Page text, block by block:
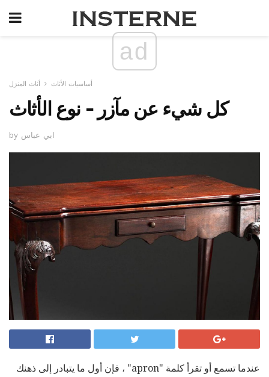
ad
أساسيات الأثاث أثاث المنزل
كل شيء عن مآزر - نوع الأثاث
by ابي عباس
عندما تسمع أو تقرأ كلمة "apron" ، فإن أول ما يتبادر إلى ذهنك